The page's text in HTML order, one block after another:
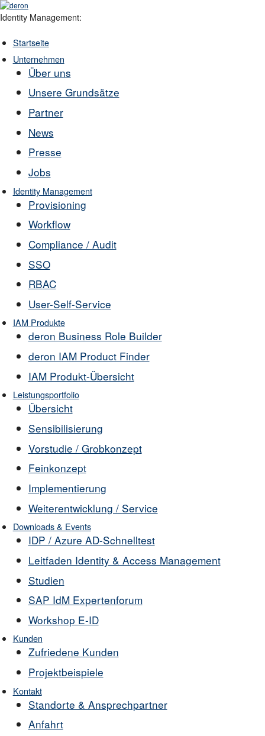
Identity Management:
Startseite
Unternehmen
Über uns
Unsere Grundsätze
Partner
News
Presse
Jobs
Identity Management
Provisioning
Workflow
Compliance / Audit
SSO
RBAC
User-Self-Service
IAM Produkte
deron Business Role Builder
deron IAM Product Finder
IAM Produkt-Übersicht
Leistungsportfolio
Übersicht
Sensibilisierung
Vorstudie / Grobkonzept
Feinkonzept
Implementierung
Weiterentwicklung / Service
Downloads & Events
IDP / Azure AD-Schnelltest
Leitfaden Identity & Access Management
Studien
SAP IdM Expertenforum
Workshop E-ID
Kunden
Zufriedene Kunden
Projektbeispiele
Kontakt
Standorte & Ansprechpartner
Anfahrt